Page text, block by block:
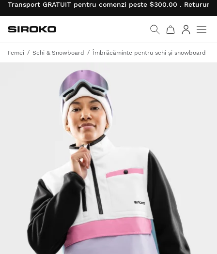
Transport GRATUIT pentru comenzi peste $300.00 .
Mergi la pagina
Siroko.com
Femei Schi & Snowboard Îmbrăcăminte pentru schi și snowboard